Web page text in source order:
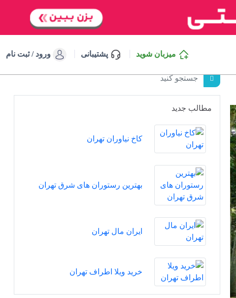
میزبان شوید پشتیبانی ورود / ثبت نام
مطالب جدید
کاخ نیاوران تهران
بهترین رستوران های شرق تهران
ایران مال تهران
خرید ویلا اطراف تهران